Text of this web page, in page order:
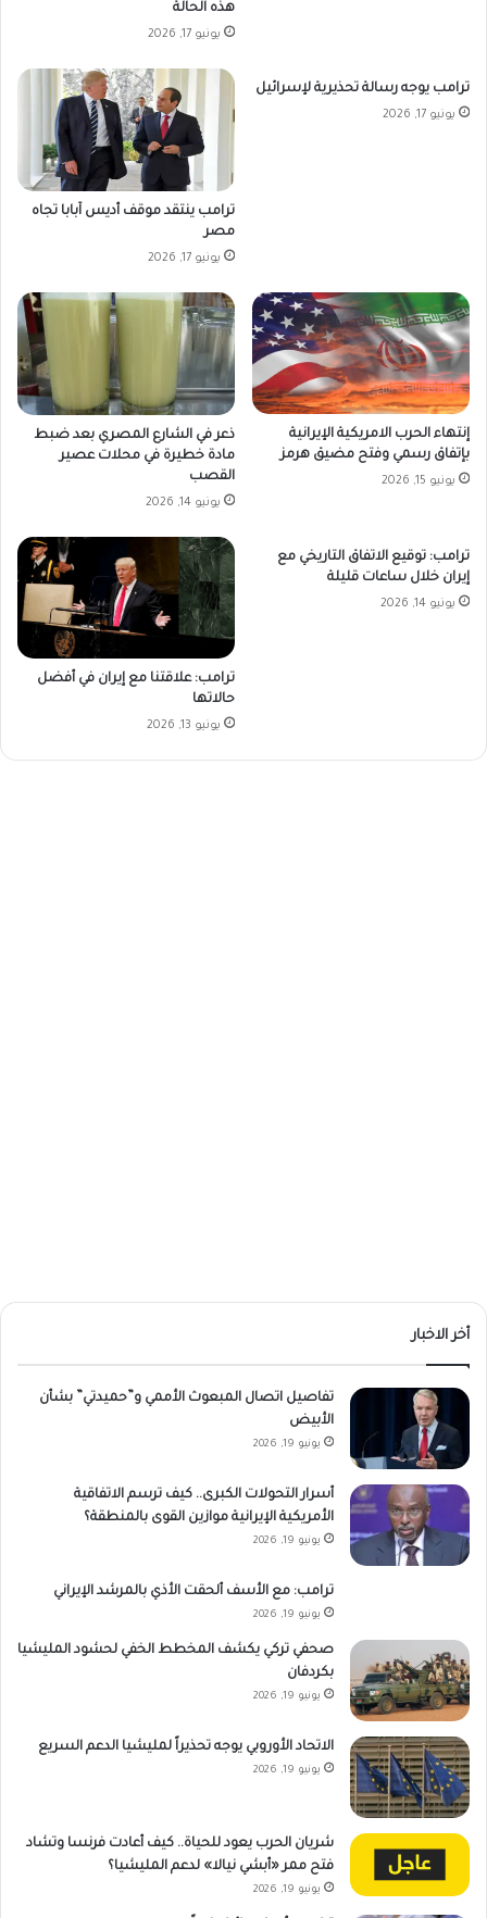
هذه الحالة
يونيو 17, 2026
ترامب يوجه رسالة تحذيرية لإسرائيل
يونيو 17, 2026
ترامب ينتقد موقف أديس آبابا تجاه
مصر
يونيو 17, 2026
إنتهاء الحرب الامريكية الإيرانية
بإتفاق رسمي وفتح مضيق هرمز
يونيو 15, 2026
ذعر في الشارع المصري بعد ضبط
مادة خطيرة في محلات عصير
القصب
يونيو 14, 2026
ترامب: توقيع الاتفاق التاريخي مع
إيران خلال ساعات قليلة
يونيو 14, 2026
ترامب: علاقتنا مع إيران في أفضل
حالاتها
يونيو 13, 2026
أخر الاخبار
تفاصيل اتصال المبعوث الأممي و”حميدتي” بشأن
الأبيض
يونيو 19, 2026
أسرار التحولات الكبرى.. كيف ترسم الاتفاقية
الأمريكية الإيرانية موازين القوى بالمنطقة؟
يونيو 19, 2026
ترامب: مع الأسف ألحقت الأذي بالمرشد الإيراني
يونيو 19, 2026
صحفي تركي يكشف المخطط الخفي لحشود المليشيا
بكردفان
يونيو 19, 2026
الاتحاد الأوروبي يوجه تحذيراً لمليشيا الدعم السريع
يونيو 19, 2026
شريان الحرب يعود للحياة.. كيف أعادت فرنسا وتشاد
فتح ممر «أبشي نيالا» لدعم المليشيا؟
يونيو 19, 2026